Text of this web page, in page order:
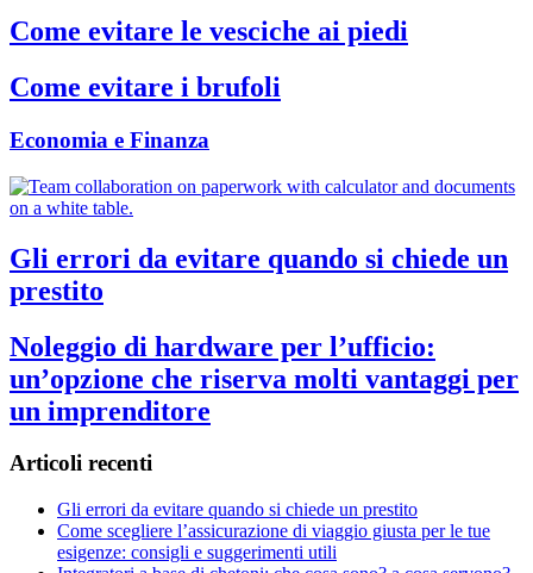
Come evitare le vesciche ai piedi
Come evitare i brufoli
Economia e Finanza
Gli errori da evitare quando si chiede un
prestito
Noleggio di hardware per l’ufficio:
un’opzione che riserva molti vantaggi per
un imprenditore
Articoli recenti
Gli errori da evitare quando si chiede un prestito
Come scegliere l’assicurazione di viaggio giusta per le tue
esigenze: consigli e suggerimenti utili